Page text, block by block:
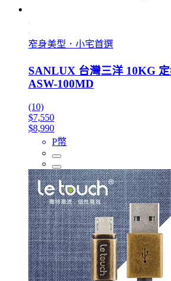
窄身美型．小宅首選
SANLUX 台灣三洋 10KG
ASW-100MD
(10)
$7,550
$8,990
P幣